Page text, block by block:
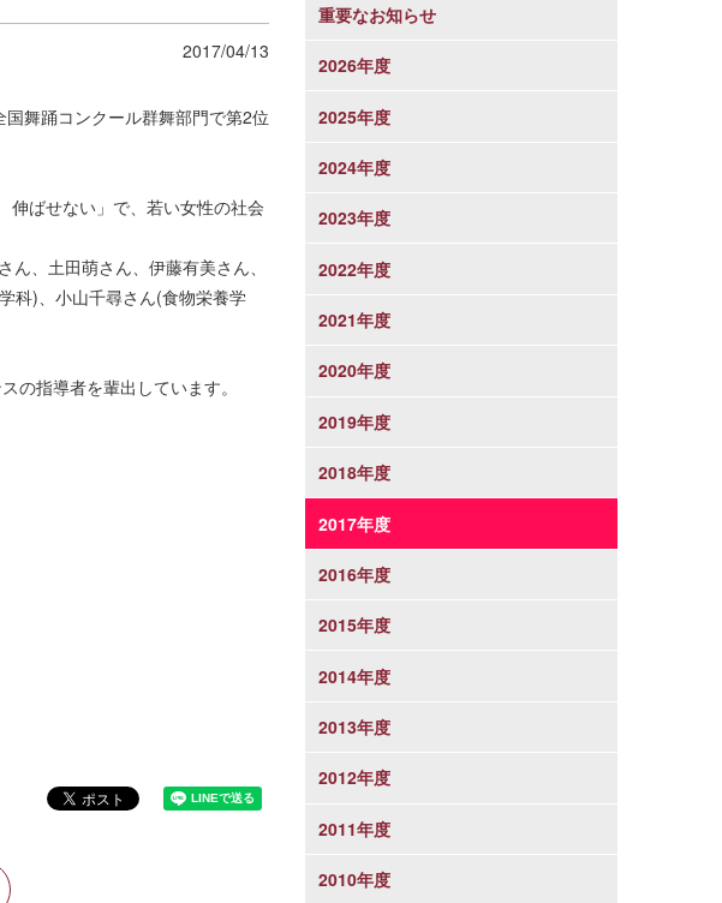
2017/04/13
舞踊コンクール群舞部門で第2位
ばせない」で、若い女性の社会
、土田萌さん、伊藤有美さん、
科)、小山千尋さん(食物栄養学
指導者を輩出しています。
重要なお知らせ
2026年度
2025年度
2024年度
2023年度
2022年度
2021年度
2020年度
2019年度
2018年度
2017年度
2016年度
2015年度
2014年度
2013年度
2012年度
2011年度
2010年度